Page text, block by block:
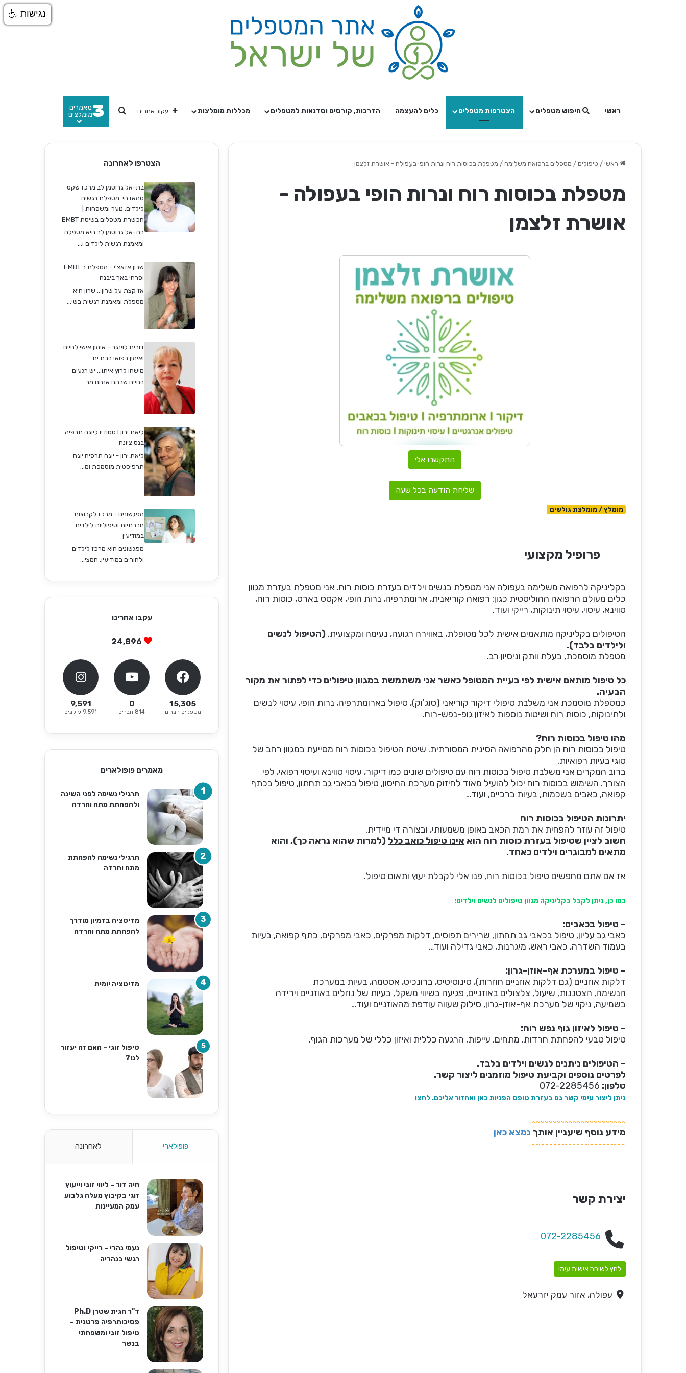
ראשי חיפוש מטפלים הצטרפות מטפלים כלים להעצמה הדרכות, קורסים וסדנאות למטפלים מכללות מומלצות עקוב אחרינו חפש3מאמרים
מומלצים
ראשי / טיפולים / מטפלים ברפואה משלימה / מטפלת בכוסות רוח ונרות הופי בעפולה - אושרת זלצמן
מטפלת בכוסות רוח ונרות הופי בעפולה -
אושרת זלצמן
התקשרו אלי
שליחת הודעה בכל שעה
מומלץ / מומלצת גולשים
פרופיל מקצועי
בקליניקה לרפואה משלימה בעפולה אני מטפלת בנשים וילדים בעזרת כוסות רוח. אני מטפלת בעזרת מגוון
כלים מעולם הרפואה ההוליסטית כגון: רפואה קוריאנית, ארומתרפיה, נרות הופי, אקסס בארס, כוסות רוח,
טווינא, עיסוי, עיסוי תינוקות, רייקי ועוד.
הטיפולים בקליניקה מותאמים אישית לכל מטופלת, באווירה רגועה, נעימה ומקצועית. (הטיפול לנשים
ולילדים בלבד).
מטפלת מוסמכת, בעלת וותק וניסיון רב.
כל טיפול מותאם אישית לפי בעיית המטופל כאשר אני משתמשת במגוון טיפולים כדי לפתור את מקור
הבעיה.
כמטפלת מוסמכת אני משלבת טיפולי דיקור קוריאני (סוג'וק), טיפול בארומתרפיה, נרות הופי, עיסוי לנשים
ולתינוקות, כוסות רוח ושיטות נוספות לאיזון גופ-נפש-רוח.
מהו טיפול בכוסות רוח?
טיפול בכוסות רוח הן חלק מהרפואה הסינית המסורתית. שיטת הטיפול בכוסות רוח מסייעת במגוון רחב של
סוגי בעיות רפואיות.
ברוב המקרים אני משלבת טיפול בכוסות רוח עם טיפולים שונים כמו דיקור, עיסוי טווינא ועיסוי רפואי, לפי
הצורך. השימוש בכוסות רוח יכול להועיל מאוד לחיזוק מערכת החיסון, טיפול בכאבי גב תחתון, טיפול בכתף
קפואה, כאבים בשכמות, בעיות ברכיים, ועוד…
יתרונות הטיפול בכוסות רוח
טיפול זה עוזר להפחית את רמת הכאב באופן משמעותי, ובצורה די מיידית.
חשוב לציין שטיפול בעזרת כוסות רוח הוא אינו טיפול כואב כלל (למרות שהוא נראה כך), והוא
מתאים למבוגרים וילדים כאחד.
אז אם אתם מחפשים טיפול בכוסות רוח, פנו אלי לקבלת יעוץ ותאום טיפול.
כמו כן, ניתן לקבל בקליניקה מגוון טיפולים לנשים וילדים:
– טיפול בכאבים:
כאבי גב עליון, טיפול בכאבי גב תחתון, שרירים תפוסים, דלקות מפרקים, כאבי מפרקים, כתף קפואה, בעיות
בעמוד השדרה, כאבי ראש, מיגרנות, כאבי גדילה ועוד…
– טיפול במערכת אף-אוזן-גרון:
דלקות אוזניים (גם דלקות אוזניים חוזרות), סינוסיטיס, ברונכיט, אסטמה, בעיות במערכת
הנשימה, הצטננות, שיעול, צלצולים באוזניים, פגיעה בשיווי משקל, בעיות של נוזלים באוזניים וירידה
בשמיעה, ניקוי של מערכת אף-אוזן-גרון, סילוק שעווה עודפת מהאוזניים ועוד…
– טיפול לאיזון גוף נפש רוח:
טיפול טבעי להפחתת חרדות, מתחים, עייפות, הרגעה כללית ואיזון כללי של מערכות הגוף.
– הטיפולים ניתנים לנשים וילדים בלבד.
לפרטים נוספים וקביעת טיפול מוזמנים ליצור קשר.
טלפון:
ניתן ליצור עימי קשר גם בעזרת טופס הפניות כאן ואחזור אליכם. לחצו
~~~~~~~~~~~~~~~~~~~~~~~
מידע נוסף שיעניין אותך נמצא כאן
~~~~~~~~~~~~~~~~~~~~~~~
יצירת קשר
072-2285456
לחץ לשיחה אישית עימי
עפולה, אזור עמק יזרעאל
הצטרפו לאחרונה
בת-אל גרוסמן לב מרכז שקט
סמאדהי. מטפלת רגשית
לילדים, נוער ומשפחות |
הכשרת מטפלים בשיטת EMBT
בת-אל גרוסמן לב היא מטפלת
ומאמנת רגשית לילדים ו...
שרון אזאצ'י - מטפלת ב EMBT
ופרחי באך ביבנה
אז קצת על שרון… שרון היא
מטפלת ומאמנת רגשית בשי...
דורית לוינגר - אימון אישי לחיים
ואימון רפואי בבת ים
מישהו לרוץ איתו... יש רגעים
בחיים שבהם אנחנו מר...
ליאת ירון I סטודיו ליוגה תרפיה
בנס ציונה
ליאת ירון - יוגה תרפיה יוגה
תרפיסטית מוסמכת ומ...
מפגשונים - מרכז לקבוצות
חברתיות וטיפוליות לילדים
במודיעין
מפגשונים הוא מרכז לילדים
ולהורים במודיעין, המצי...
עקבו אחרינו
24,896
15,305
מטפלים חברים
0
814 חברים
9,591
9,591 עוקבים
מאמרים פופולארים
תרגילי נשימה לפני השינה
ולהפחתת מתח וחרדה
תרגילי נשימה להפחתת
מתח וחרדה
מדיטציה בדמיון מודרך
להפחתת מתח וחרדה
מדיטציה יומית
טיפול זוגי – האם זה יעזור
לנו?
פופולארי לאחרונה
חיה דור – ליווי זוגי וייעוץ
זוגי בקיבוץ מעלה גלבוע
עמק המעיינות
נעמי נהרי – רייקי וטיפול
רגשי בנהריה
ד"ר חגית שטרן Ph.D
פסיכותרפיה פרטנית –
טיפול זוגי ומשפחתי
בנשר
נגישות